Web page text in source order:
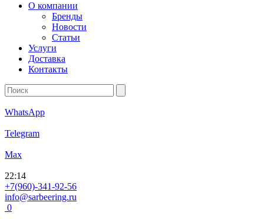
О компании
Бренды
Новости
Статьи
Услуги
Доставка
Контакты
WhatsApp
Telegram
Max
22:14
+7(960)-341-92-56
info@sarbeering.ru
0